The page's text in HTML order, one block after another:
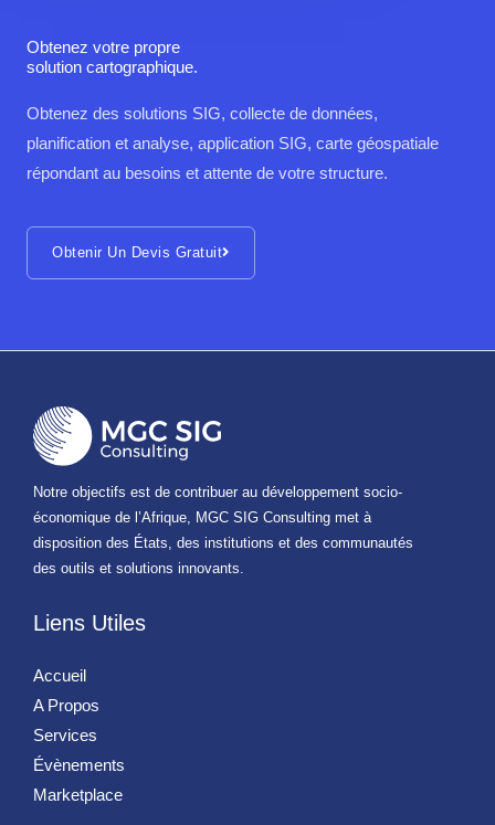
Obtenez votre propre
solution cartographique.
Obtenez des solutions SIG, collecte de données,
planification et analyse, application SIG, carte géospatiale
répondant au besoins et attente de votre structure.
Obtenir Un Devis Gratuit
Notre objectifs est de contribuer au développement socio-
économique de l’Afrique, MGC SIG Consulting met à
disposition des États, des institutions et des communautés
des outils et solutions innovants.
Liens Utiles
Accueil
A Propos
Services
Évènements
Marketplace